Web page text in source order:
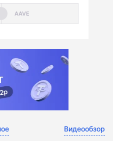
Видеообзор